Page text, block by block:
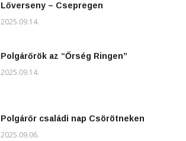
Lőverseny – Csepregen
2025.09.14.
Polgárőrök az “Őrség Ringen”
2025.09.14.
Polgárőr családi nap Csörötneken
2025.09.06.